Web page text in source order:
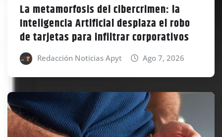
La metamorfosis del cibercrimen: la
Inteligencia Artificial desplaza el robo
de tarjetas para infiltrar corporativos
Redacción Noticias Apyt Ago 7, 2026